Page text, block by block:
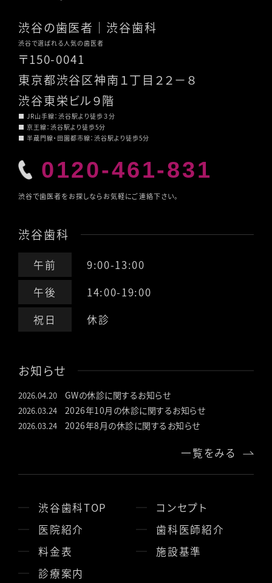
渋谷の歯医者 ｜渋谷歯科
渋谷で選ばれる人気の歯医者
〒150-0041
東京都渋谷区神南１丁目２２－８
渋谷東栄ビル９階
■ JR山手線：渋谷駅より徒歩３分
■ 京王線：渋谷駅より徒歩5分
■ 半蔵門線・田園都市線：渋谷駅より徒歩5分
0120-461-831
渋谷で歯医者をお探しならお気軽にご連絡下さい。
渋谷歯科
午前
9:00-13:00
午後
14:00-19:00
祝日
休診
お知らせ
2026.04.20 GWの休診に関するお知らせ
2026.03.24 2026年10月の休診に関するお知らせ
2026.03.24 2026年8月の休診に関するお知らせ
一覧をみる
渋谷歯科TOP
コンセプト
医院紹介
歯科医師紹介
料金表
施設基準
診療案内